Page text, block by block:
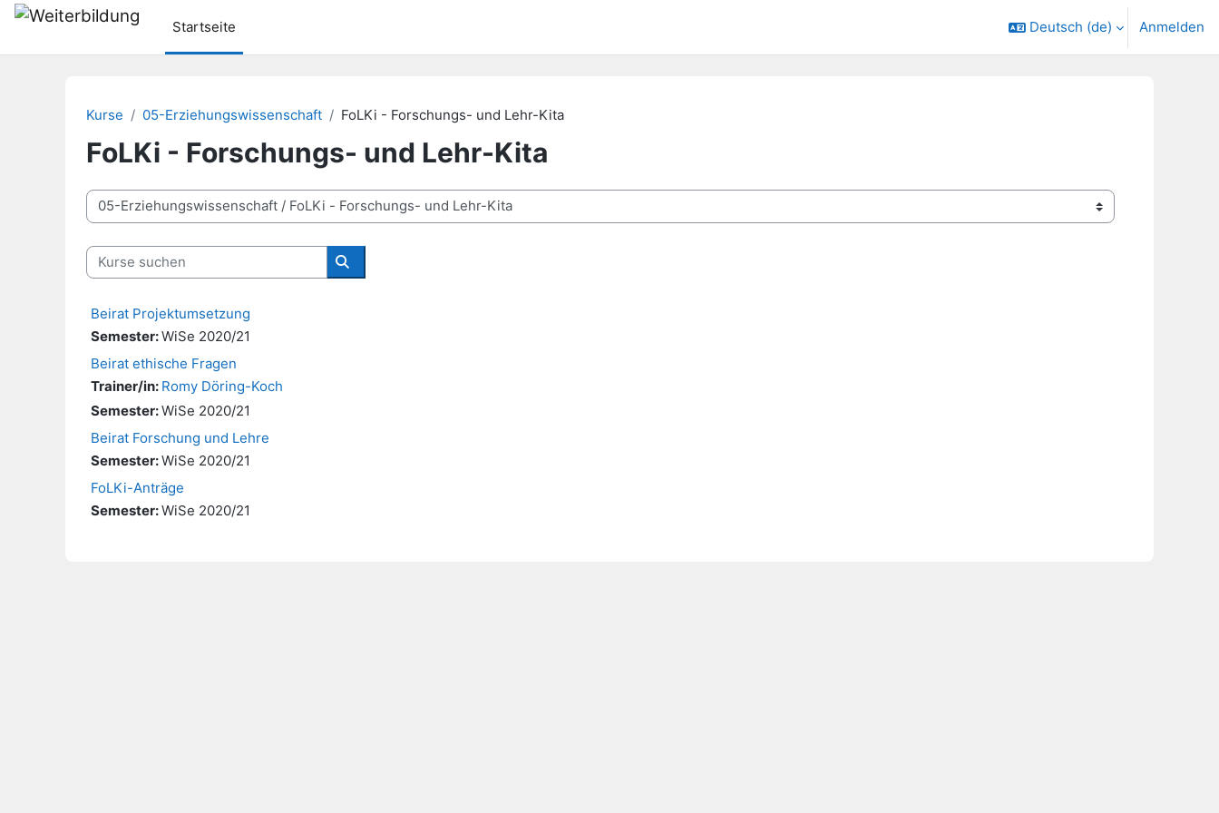
Zum Hauptinhalt
Startseite
Deutsch ‎(de)‎ Anmelden
Kurse 05-Erziehungswissenschaft FoLKi - Forschungs- und Lehr-Kita
FoLKi - Forschungs- und Lehr-Kita
Kursbereiche
Kurse suchen
Kurse suchen
Beirat Projektumsetzung
Semester:WiSe 2020/21
Beirat ethische Fragen
Trainer/in: Romy Döring-Koch
Semester:WiSe 2020/21
Beirat Forschung und Lehre
Semester:WiSe 2020/21
FoLKi-Anträge
Semester:WiSe 2020/21